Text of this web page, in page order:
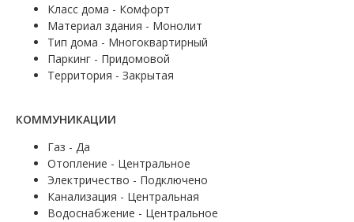
Класс дома - Комфорт
Материал здания - Монолит
Тип дома - Многоквартирный
Паркинг - Придомовой
Территория - Закрытая
КОММУНИКАЦИИ
Газ - Да
Отопление - Центральное
Электричество - Подключено
Канализация - Центральная
Водоснабжение - Центральное